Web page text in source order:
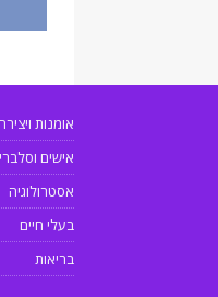
אומנות
אישים
אסטרולוגיה
בעלי חיים
בריאות